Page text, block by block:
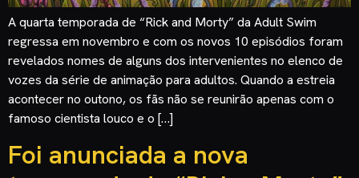
A quarta temporada de “Rick and Morty” da Adult Swim
regressa em novembro e com os novos 10 episódios foram
revelados nomes de alguns dos intervenientes no elenco de
vozes da série de animação para adultos. Quando a estreia
acontecer no outono, os fãs não se reunirão apenas com o
famoso cientista louco e o […]
Foi anunciada a nova